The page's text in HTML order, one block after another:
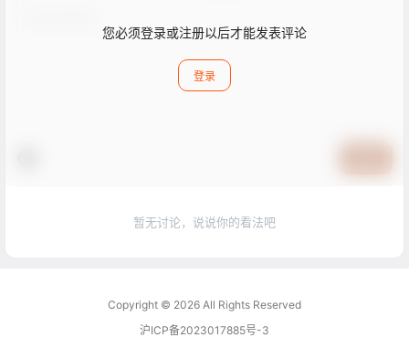
您必须登录或注册以后才能发表评论
登录
暂无讨论，说说你的看法吧
Copyright © 2026 All Rights Reserved
沪ICP备2023017885号-3